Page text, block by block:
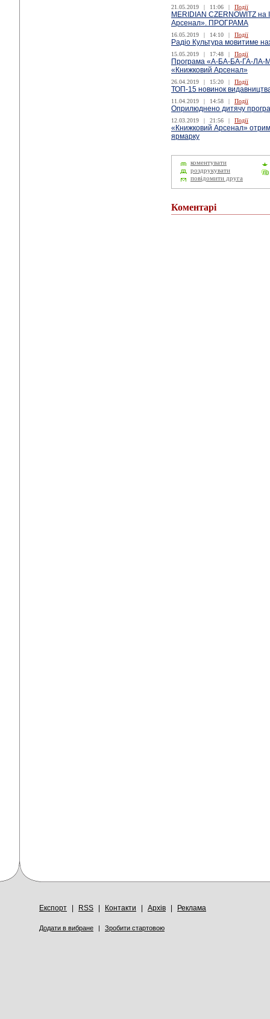
21.05.2019 | 11:06 | Події
MERIDIAN CZERNOWITZ
Арсенал». ПРОГРАМА
16.05.2019 | 14:10 | Події
Радіо Культура мовитиме
15.05.2019 | 17:48 | Події
Програма «А-БА-БА-ГА-ЛА-
«Книжковий Арсенал»
26.04.2019 | 15:20 | Події
ТОП-15 новинок
11.04.2019 | 14:58 | Події
Оприлюднено дитячу
12.03.2019 | 21:56 | Події
«Книжковий Арсенал»
ярмарку
коментувати
роздрукувати
повідомити друга
Коментарі
Експорт RSS Контакти Архів Реклама
Додати в вибране | Зробити стартовою